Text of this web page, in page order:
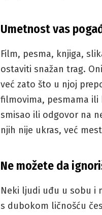
Umetnost vas
Film, pesma, knjiga,
ostaviti snažan trag.
već zato što u njoj
filmovima, pesmama ili
smisao ili odgovor na
njih nije ukras, već
Ne možete da
Neki ljudi uđu u sobu i
s dubokom ličnošću